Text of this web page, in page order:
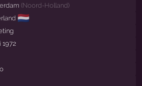
(Noord-Holland)
🇳🇱